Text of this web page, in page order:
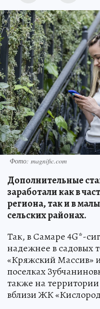
Фото: magnific.com
Дополнительные
заработали как в
региона, так и в
сельских районах.
Так, в Самаре 4G*-
надежнее в садовых
«Кряжский Массив»
поселках
также на
вблизи ЖК